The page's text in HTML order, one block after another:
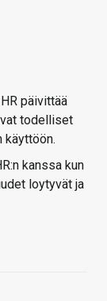
päivittää
todelliset
käyttöön.
kanssa kun
loytyvät ja